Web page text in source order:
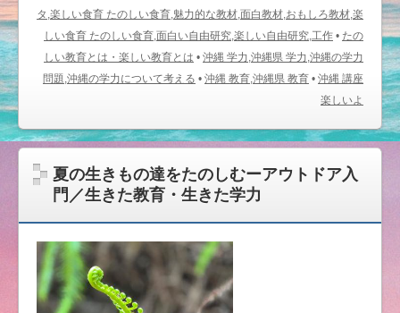
タ,楽しい食育 たのしい食育,魅力的な教材,面白教材,おもしろ教材,楽
しい食育 たのしい食育,面白い自由研究,楽しい自由研究,工作 • たの
しい教育とは・楽しい教育とは • 沖縄 学力,沖縄県 学力,沖縄の学力
問題,沖縄の学力について考える • 沖縄 教育,沖縄県 教育 • 沖縄 講座
楽しいよ
夏の生きもの達をたのしむーアウトドア入
門／生きた教育・生きた学力